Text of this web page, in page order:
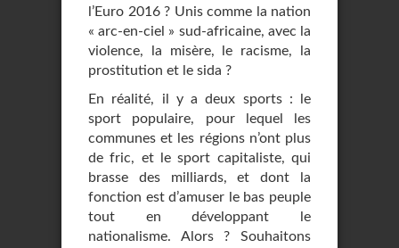
l’Euro 2016 ? Unis comme la nation
« arc-en-ciel » sud-africaine, avec la
violence, la misère, le racisme, la
prostitution et le sida ?
En réalité, il y a deux sports : le
sport populaire, pour lequel les
communes et les régions n’ont plus
de fric, et le sport capitaliste, qui
brasse des milliards, et dont la
fonction est d’amuser le bas peuple
tout en développant le
nationalisme. Alors ? Souhaitons